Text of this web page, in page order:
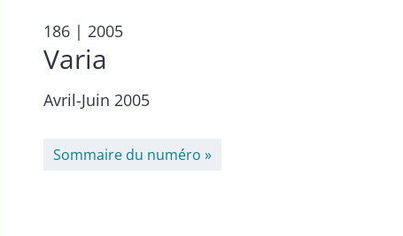
186 | 2005
Varia
Avril-Juin 2005
Sommaire du numéro